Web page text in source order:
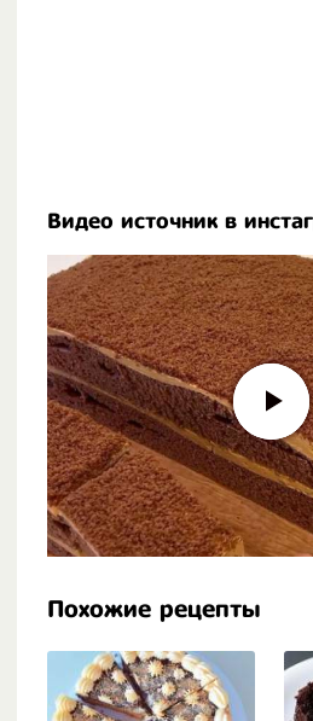
Видео источник в
Похожие рецепты